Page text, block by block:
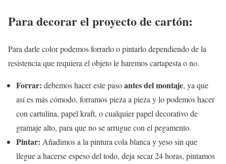
Para decorar el proyecto de cartón:
Para darle color podemos forrarlo o pintarlo dependiendo de la
resistencia que requiera el objeto le haremos cartapesta o no.
Forrar: debemos hacer este pasoantes del montaje, ya que
así es más cómodo, forramos pieza a pieza y lo podemos hacer
con cartulina, papel kraft, o cualquier papel decorativo de
gramaje alto, para que no se arrugue con el pegamento.
Pintar: Añadimos a la pintura cola blanca y yeso sin que
llegue a hacerse espeso del todo, deja secar 24 horas, pintamos